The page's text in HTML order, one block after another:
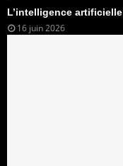
L’intelligence
16 juin 2026